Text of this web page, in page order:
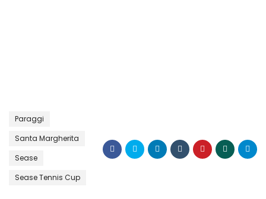
Paraggi
Santa Margherita
Sease
Sease Tennis Cup